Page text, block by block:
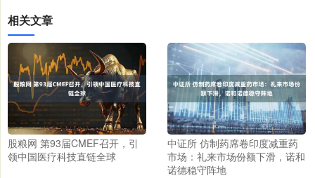
相关文章
股粮网 第93届CMEF召开，引
领中国医疗科技直链全球
中证所 仿制药席卷印度减重药
市场：礼来市场份额下滑，诺和
诺德稳守阵地